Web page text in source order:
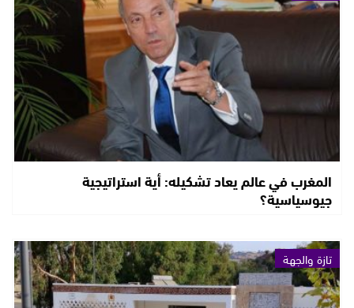
المغرب في عالم يعاد تشكيله: أية استراتيجية
جيوسياسية؟
تازة والجهة